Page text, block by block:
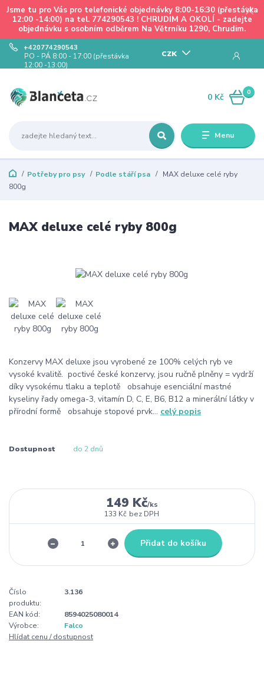
Jsme tu pro Vás pro telefonické objednávky 8:00-16:30 (přestávka
12:00 -14:00) na tel. 774290543 ! CHRUDIM A OKOLÍ - zadejte
objednávku s osobním odběrem Na Větrníku 1290, Chrudim.
Menu
CZK
+420774290543
PO - PÁ 8:00 - 17:00 (přestávka
12:00 -13:00)
0
0 Kč
Potřeby pro psy Podle stáří psa
MAX deluxe celé ryby
800g
MAX deluxe celé ryby 800g
Konzervy MAX deluxe jsou vyrobené ze 100% celých ryb ve
vysoké kvalitě. poctivé české konzervy, jsou ručně plněny = vydrží
díky vysokému tlaku a teplotě obsahuje esenciální mastné
kyseliny řady omega-3, vitamín D, C, E, B6, B12 a minerální látky v
přírodní formě obsahuje stopové prvk... celý popis
Dostupnost do 2 dnů
149 Kč/ks
133 Kč bez DPH
Přidat do košíku
Číslo
produktu:
3.136
EAN kód:
8594025080014
Výrobce:
Falco
Hlídat cenu / dostupnost